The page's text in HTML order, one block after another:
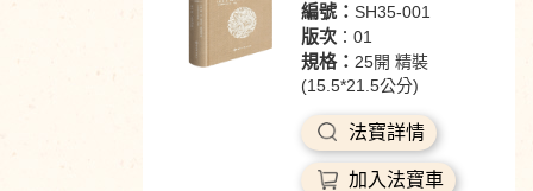
編號： SH35-001
版次：01
規格： 25開 精裝
(15.5*21.5公分)
法寶詳情
加入法寶車